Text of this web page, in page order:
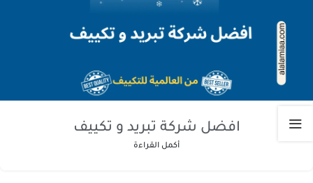
افضل شركة تبريد و تكييف
أكمل القراءة